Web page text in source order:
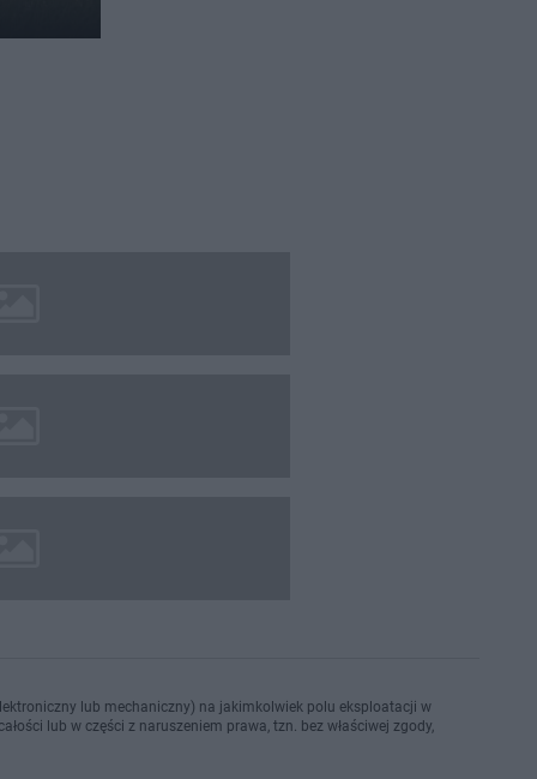
lub mechaniczny) na jakimkolwiek polu eksploatacji w
lub w części z naruszeniem prawa, tzn. bez właściwej zgody,